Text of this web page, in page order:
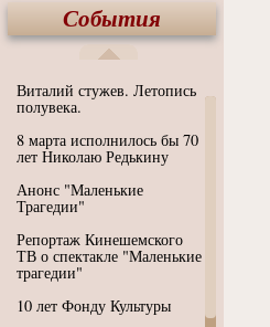
События
Виталий стужев. Летопись
полувека.
8 марта исполнилось бы 70
лет Николаю Редькину
Анонс "Маленькие
Трагедии"
Репортаж Кинешемского
ТВ о спектакле "Маленькие
трагедии"
10 лет Фонду Культуры